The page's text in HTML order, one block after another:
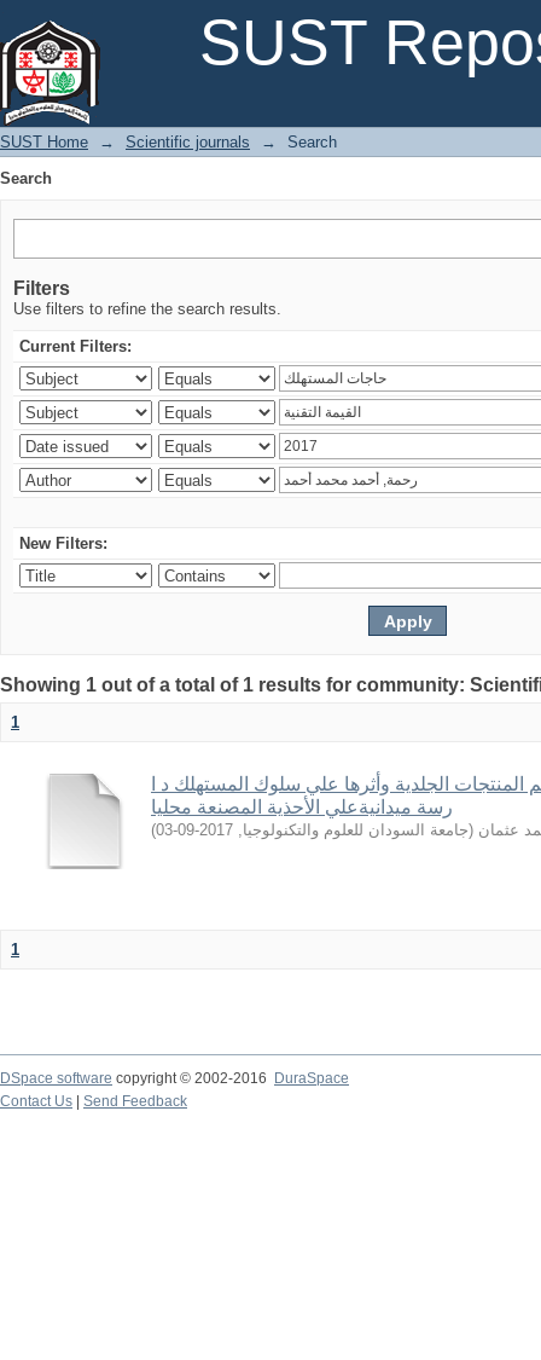
SUST
SUST Home → Scientific journals →
Search
Search
Filters
Use filters to refine the search results.
Current Filters:
New Filters:
Showing 1 out of a total of 1 results for community:
1
المنتجات الجلدیة وأثرها علي سلوك المستهلك د ا
رسة میدانیةعلي الأحذیة المصنعة محلیا
عثمان (جامعة السودان للعلوم والتكنولوجيا,
2017-09-03
)
1
DSpace software copyright © 2002-2016
DuraSpace
Contact Us
Send Feedback